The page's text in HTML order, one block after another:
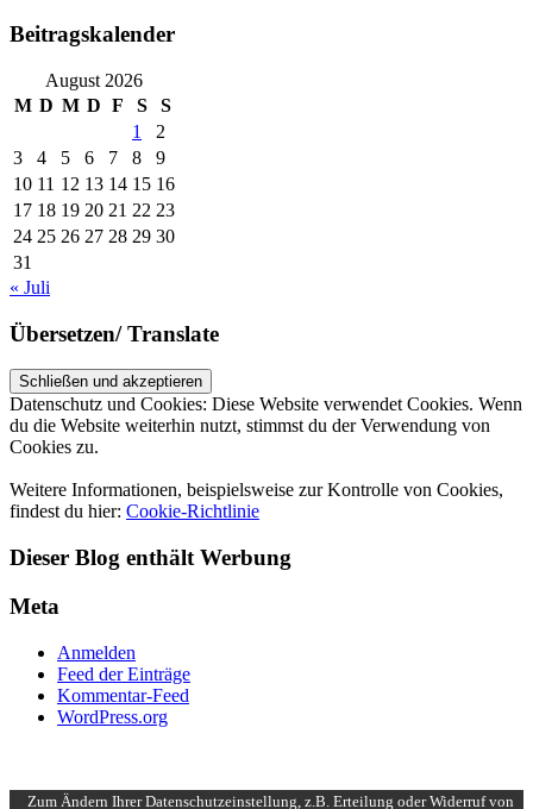
Beitragskalender
August 2026
M D M D F S
S
1
2
3
4 5 6 7 8
9
10 11 12 13 14 15 16
17 18 19 20 21 22 23
24 25 26 27 28 29 30
31
« Juli
Übersetzen/ Translate
Datenschutz und Cookies: Diese Website verwendet Cookies. Wenn
du die Website weiterhin nutzt, stimmst du der Verwendung von
Cookies zu.
Weitere Informationen, beispielsweise zur Kontrolle von Cookies,
findest du hier: Cookie-Richtlinie
Dieser Blog enthält Werbung
Meta
Anmelden
Feed der Einträge
Kommentar-Feed
WordPress.org
Zum Ändern Ihrer Datenschutzeinstellung, z.B. Erteilung oder Widerruf von